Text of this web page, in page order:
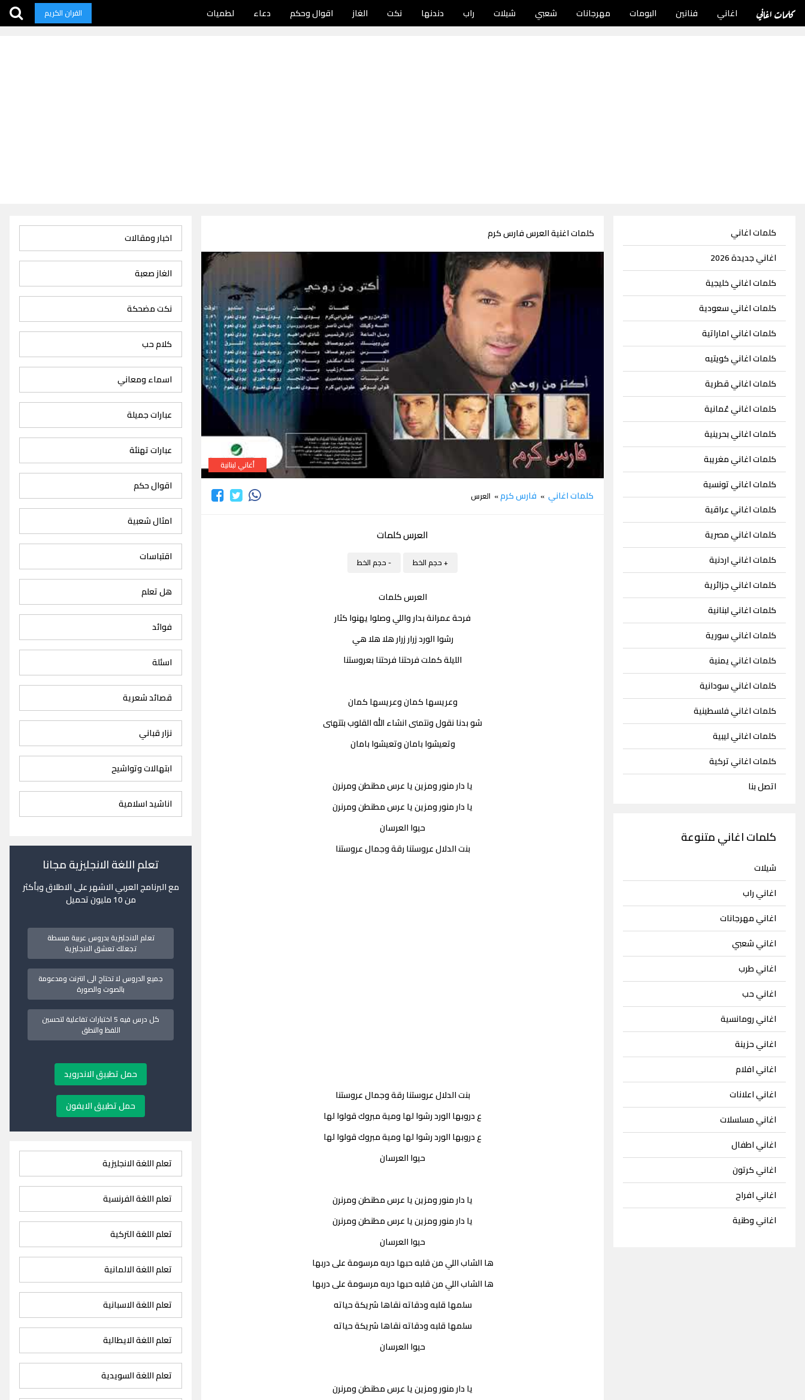
كلمات اغاني اغاني فنانين البومات مهرجانات شعبي شيلات راب دندنها نكت الغاز اقوال وحكم دعاء لطميات القران الكريم
كلمات اغاني
اغاني جديدة 2026
كلمات اغاني خليجية
كلمات اغاني سعودية
كلمات اغاني اماراتية
كلمات اغاني كويتيه
كلمات اغاني قطرية
كلمات اغاني عُمانية
كلمات اغاني بحرينية
كلمات اغاني مغريبة
كلمات اغاني تونسية
كلمات اغاني عراقية
كلمات اغاني مصرية
كلمات اغاني اردنية
كلمات اغاني جزائرية
كلمات اغاني لبنانية
كلمات اغاني سورية
كلمات اغاني يمنية
كلمات اغاني سودانية
كلمات اغاني فلسطينية
كلمات اغاني ليبية
كلمات اغاني تركية
اتصل بنا
كلمات اغاني متنوعة
شيلات
اغاني راب
اغاني مهرجانات
اغاني شعبي
اغاني طرب
اغاني حب
اغاني رومانسية
اغاني حزينة
اغاني افلام
اغاني اعلانات
اغاني مسلسلات
اغاني اطفال
اغاني كرتون
اغاني افراح
اغاني وطنية
كلمات اغنية العرس فارس كرم
أغاني لبنانية
كلمات اغاني » فارس كرم» العرس
العرس كلمات
+ حجم الخط - حجم الخط
العرس كلمات
فرحة عمرانة بدار واللي وصلوا يهنوا كثار
رشوا الورد زرار زرار هلا هلا هي
الليلة كملت فرحتنا فرحتنا بعروستنا
وعريسها كمان وعريسها كمان
شو بدنا نقول ونتمنى انشاء الله القلوب بتتهنى
وتعيشوا بامان وتعيشوا بامان
يا دار منور ومزين يا عرس مطنطن ومرنرن
يا دار منور ومزين يا عرس مطنطن ومرنرن
حيوا العرسان
بنت الدلال عروستنا رقة وجمال عروستنا
بنت الدلال عروستنا رقة وجمال عروستنا
ع دروبها الورد رشوا لها ومية مبروك قولوا لها
ع دروبها الورد رشوا لها ومية مبروك قولوا لها
حيوا العرسان
يا دار منور ومزين يا عرس مطنطن ومرنرن
يا دار منور ومزين يا عرس مطنطن ومرنرن
حيوا العرسان
ها الشاب اللي من قلبه حبها دربه مرسومة على دربها
ها الشاب اللي من قلبه حبها دربه مرسومة على دربها
سلمها قلبه ودقاته نقاها شريكة حياته
سلمها قلبه ودقاته نقاها شريكة حياته
حيوا العرسان
يا دار منور ومزين يا عرس مطنطن ومرنرن
اخبار ومقالات
الغاز صعبة
نكت مضحكة
كلام حب
اسماء ومعاني
عبارات جميلة
عبارات تهنئة
اقوال حكم
امثال شعبية
اقتباسات
هل تعلم
فوائد
اسئلة
قصائد شعرية
نزار قباني
ابتهالات وتواشيح
اناشيد اسلامية
تعلم اللغة الانجليزية مجانا
مع البرنامج العربي الاشهر على الاطلاق وبأكثر
من 10 مليون تحميل
تعلم الانجليزية بدروس عربية مبسطة
تجعلك تعشق الانجليزية
جميع الدروس لا تحتاج الى انترنت ومدعومة
بالصوت والصورة
كل درس فيه 5 اختبارات تفاعلية لتحسين
اللفظ والنطق
حمل تطبيق الاندرويد
حمل تطبيق الايفون
تعلم اللغة الانجليزية
تعلم اللغة الفرنسية
تعلم اللغة التركية
تعلم اللغة الالمانية
تعلم اللغة الاسبانية
تعلم اللغة الايطالية
تعلم اللغة السويدية